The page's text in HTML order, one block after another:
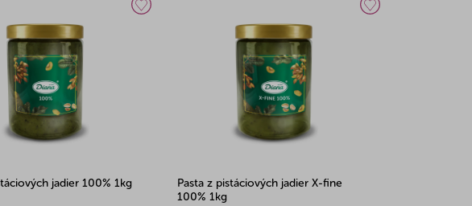
jadier 100% 1kg
Pasta z pistáciových jadier X-fine
100% 1kg